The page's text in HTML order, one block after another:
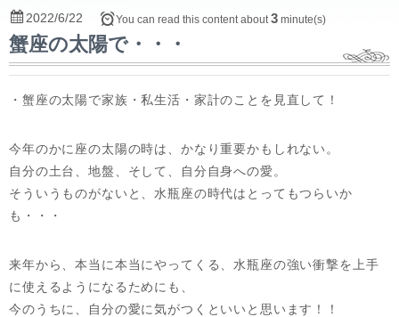
蟹座の太陽で・・・
2022/6/22 You can read this content about3 minute(s)
・蟹座の太陽で家族・私生活・家計のことを見直して！
今年のかに座の太陽の時は、かなり重要かもしれない。
自分の土台、地盤、そして、自分自身への愛。
そういうものがないと、水瓶座の時代はとってもつらいか
も・・・
来年から、本当に本当にやってくる、水瓶座の強い衝撃を上手
に使えるようになるためにも、
今のうちに、自分の愛に気がつくといいと思います！！